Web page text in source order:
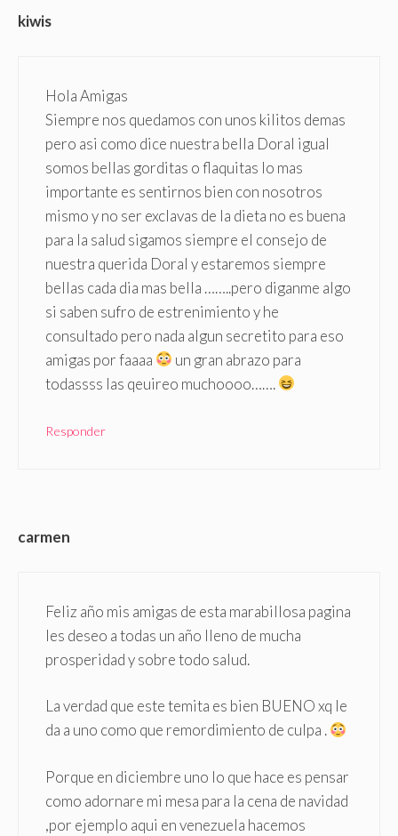
kiwis
Hola Amigas
Siempre nos quedamos con unos kilitos demas
pero asi como dice nuestra bella Doral igual
somos bellas gorditas o flaquitas lo mas
importante es sentirnos bien con nosotros
mismo y no ser exclavas de la dieta no es buena
para la salud sigamos siempre el consejo de
nuestra querida Doral y estaremos siempre
bellas cada dia mas bella ……..pero diganme algo
si saben sufro de estrenimiento y he
consultado pero nada algun secretito para eso
amigas por faaaa
un gran abrazo para
todassss las qeuireo muchoooo…….
Responder
carmen
Feliz año mis amigas de esta marabillosa pagina
les deseo a todas un año lleno de mucha
prosperidad y sobre todo salud.
La verdad que este temita es bien BUENO xq le
da a uno como que remordimiento de culpa .
Porque en diciembre uno lo que hace es pensar
como adornare mi mesa para la cena de navidad
,por ejemplo aqui en venezuela hacemos